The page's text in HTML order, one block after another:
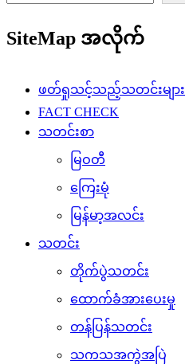
SiteMap အလိုက်
ဖတ်ရှုသင့်သည့်သတင်းများ
FACT CHECK
သတင်းစာ
မြဝတီ
ကြေးမုံ
မြန်မာ့အလင်း
သတင်း
တိုက်ပွဲသတင်း
ထောက်ခံအားပေးမှု
တန်ပြန်သတင်း
သကသအကွဲအပြဲ